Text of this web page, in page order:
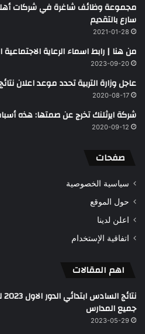
سارع بالتقديم
2021-01-28
من هنا | رابط اسماء الرعاية الاجتماعية
2023-09-20
عاجل وزارة التربية تحدد موعد اعلان
2020-08-17
شركة ايرثلنك تخرج عن صمتها: هذه
2020-09-12
صفحات
سياسية الخصوصية
حول الموقع
اعلن لدينا
اتفاقية الإستخدام
اهم المقالات
جميع المدارس
2023-05-29